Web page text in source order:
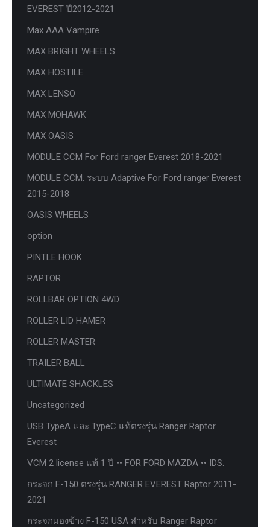
EVEREST ปี2012-2021
Max AAA Vampire
MAX BRIGHT WHEELS
MAX HOSTILE
MAX LENSO
MAX MOHAWK
MAX OASIS
MODULE CCM For Ford ranger Everest 2018-2021
MODULE CCM. ระบบ Adaptive For Ford ranger Everest
2015-2018
OASIS WHEELS
option
PINTLE HOOK
RAPTOR
ROLLBAR OPTION 4WD
ROLLER LID HAMER
ROLLER MASTER
TRAILER BALL
ULTIMATE SHACKLES
Uncategorized
USB TypeA และ TypeC แท้ตรงรุ่น Ranger Raptor
Everest
VCM 2 license แท้ 1 ปี •• FOR FORD MAZDA •• IDS.
กระจก F-150 ตรงรุ่น RANGER EVEREST Raptor 2011-
2021
กระจกมองข้าง F-150 USA สำหรับ Ranger Raptor